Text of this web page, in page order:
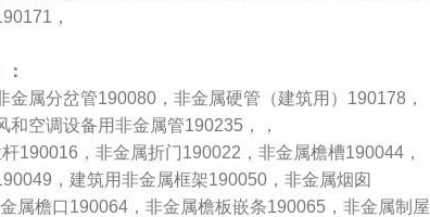
，
属分岔管190080，非金属硬管（建筑用）190178，
空调设备用非金属管190235，，
190016，非金属折门190022，非金属檐槽190044，
，建筑用非金属框架190050，非金属烟囱
属檐口190064，非金属檐板嵌条190065，非金属制屋